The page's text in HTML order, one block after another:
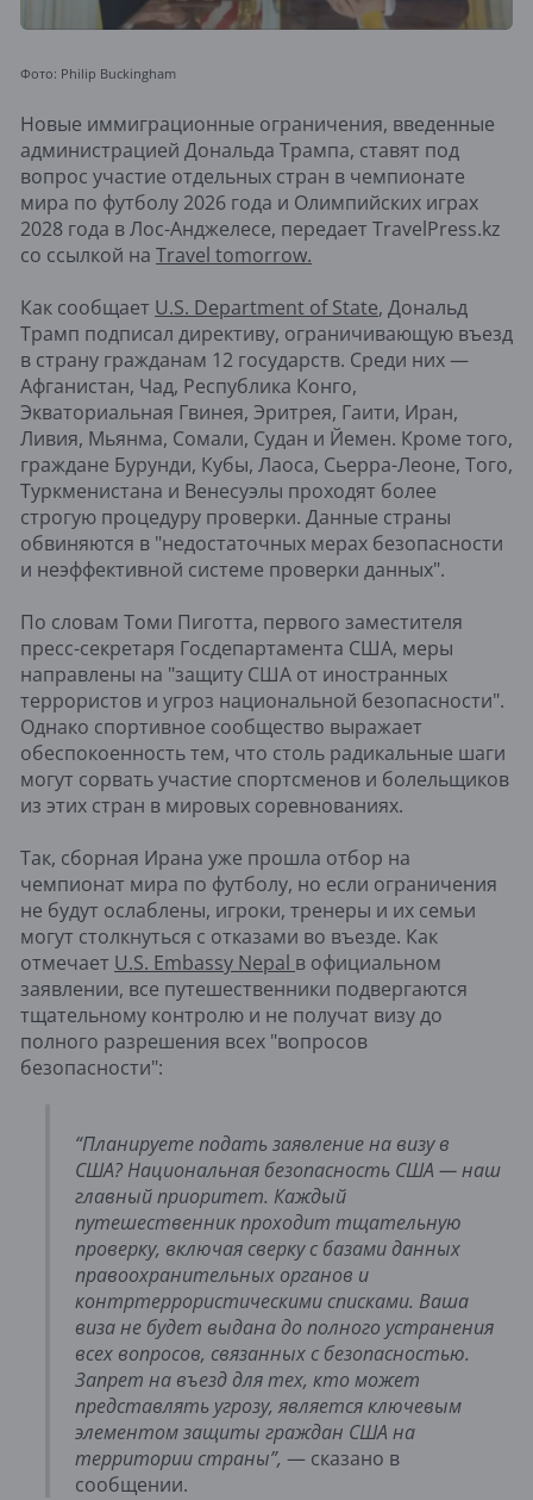
Фото: Philip Buckingham
Новые иммиграционные ограничения, введенные
администрацией Дональда Трампа, ставят под
вопрос участие отдельных стран в чемпионате
мира по футболу 2026 года и Олимпийских играх
2028 года в Лос-Анджелесе, передает TravelPress.kz
со ссылкой на Travel tomorrow.
Как сообщает U.S. Department of State, Дональд
Трамп подписал директиву, ограничивающую въезд
в страну гражданам 12 государств. Среди них —
Афганистан, Чад, Республика Конго,
Экваториальная Гвинея, Эритрея, Гаити, Иран,
Ливия, Мьянма, Сомали, Судан и Йемен. Кроме того,
граждане Бурунди, Кубы, Лаоса, Сьерра-Леоне, Того,
Туркменистана и Венесуэлы проходят более
строгую процедуру проверки. Данные страны
обвиняются в "недостаточных мерах безопасности
и неэффективной системе проверки данных".
По словам Томи Пиготта, первого заместителя
пресс-секретаря Госдепартамента США, меры
направлены на "защиту США от иностранных
террористов и угроз национальной безопасности".
Однако спортивное сообщество выражает
обеспокоенность тем, что столь радикальные шаги
могут сорвать участие спортсменов и болельщиков
из этих стран в мировых соревнованиях.
Так, сборная Ирана уже прошла отбор на
чемпионат мира по футболу, но если ограничения
не будут ослаблены, игроки, тренеры и их семьи
могут столкнуться с отказами во въезде. Как
отмечает U.S. Embassy Nepal в официальном
заявлении, все путешественники подвергаются
тщательному контролю и не получат визу до
полного разрешения всех "вопросов
безопасности":
“Планируете подать заявление на визу в
США? Национальная безопасность США — наш
главный приоритет. Каждый
путешественник проходит тщательную
проверку, включая сверку с базами данных
правоохранительных органов и
контртеррористическими списками. Ваша
виза не будет выдана до полного устранения
всех вопросов, связанных с безопасностью.
Запрет на въезд для тех, кто может
представлять угрозу, является ключевым
элементом защиты граждан США на
территории страны”, — сказано в
сообщении.